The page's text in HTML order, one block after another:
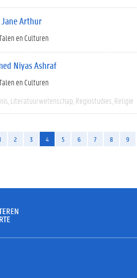
Jane Arthur
en Culturen
Niyas Ashraf
en Culturen
Literatuurwetenschap Regiostudies Religie
2 3 4 5 6 7 8 9